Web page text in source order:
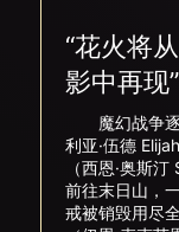
“花火将
影中再现”
魔幻战争逐
利亚·伍德
（西恩·奥斯
前往末日山，
戒被销毁用尽